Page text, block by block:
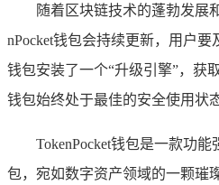
随着区块链技术的蓬勃发展
nPocket钱包会持续更新，用户
钱包安装了一个“升级引擎”，获
钱包始终处于最佳的安全使用状态
TokenPocket钱包是一款功
包，宛如数字资产领域的一颗璀